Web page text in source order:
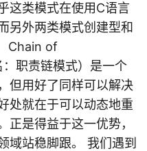
这类模式在使用C语言
另外两类模式创建型和
Chain of
职责链模式）是一个
但用好了同样可以解决
处就在于可以动态地重
正是得益于这一优势，
域站稳脚跟。 我们遇到